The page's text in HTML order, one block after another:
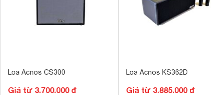
Loa Acnos CS300
Giá từ 3.700.000 đ
Loa Acnos KS362D
Giá từ 3.885.000 đ